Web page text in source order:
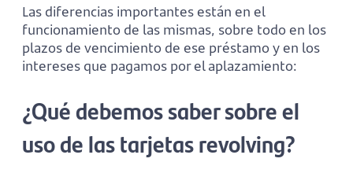
Las diferencias importantes están en el
funcionamiento de las mismas, sobre todo en los
plazos de vencimiento de ese préstamo y en los
intereses que pagamos por el aplazamiento:
¿Qué debemos saber sobre el
uso de las tarjetas revolving?